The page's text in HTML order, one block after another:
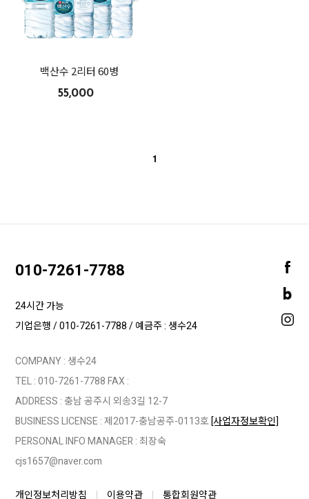
백산수 2리터 60병
55,000
1
010-7261-7788
24시간 가능
기업은행 / 010-7261-7788 / 예금주 : 생수24
COMPANY : 생수24
TEL :010-7261-7788FAX :
ADDRESS : 충남 공주시 외송3길 12-7
BUSINESS LICENSE : 제2017-충남공주-0113호[사업자정보확인]
PERSONAL INFO MANAGER :최장숙
cjs1657@naver.com
개인정보처리방침 이용약관 통합회원약관